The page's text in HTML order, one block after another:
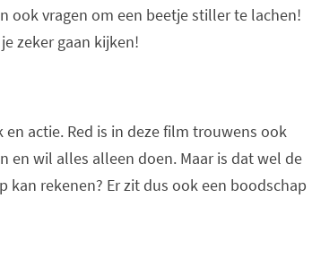
ook vragen om een beetje stiller te lachen!
zeker gaan kijken!
actie. Red is in deze film trouwens ook
wil alles alleen doen. Maar is dat wel de
rekenen? Er zit dus ook een boodschap